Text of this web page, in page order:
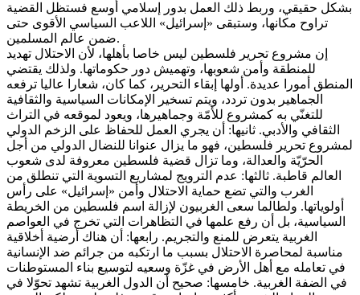
بشكل حقيقي، وربط ذلك العمل بدور إسلامي أوسع فستظل القضية
تراوح مكانها، وستبقى «إسرائيل» اللاعب السياسي الأقوى حتى
ضمن عالم المسلمين.
إن مشروع تحرير فلسطين ليس خاصا بأهلها، لأن الاحتلال تهديد
للمنطقة وأمن شعوبها، وتهميش دور حكوماتها. ولذلك يقتضي
المنطق أمورا عديدة. أولها إبقاء التحرير، كما كان، شعارا عاليا ترفعه
الجماهير بدون تردد، ويتم تسخير الإمكانات السياسية والثقافية
للتغنّي به كمشروع للأمّة وجماهيرها، ويعود لموقعه في التراث
الثقافي والأدبي. ثانيها: أن يجري العمل للحفاظ على الزخم الدولي
لمشروع تحرير فلسطين، فهو ما يزال عنوانا للنضال الدولي من أجل
الحرّيّة والعدالة، وما تزال قضية فلسطين معروفة لدى شعوب
العالم قاطبة. ثالثها: عدم الترويج لمشاريع التسوية التي تنطلق من
الغرب والتي تضع حماية الاحتلال وأمن «إسرائيل» على رأس
أولوياتها. ولطالما سعى الغربيون لإزالة اسم فلسطين من الخريطة
السياسية، بل أن رفع علمها في التظاهرات التي تخرج في العواصم
الغربية يتعرض للمنع والتجريم. رابعها: أن هناك أرضية أخلاقية
مناسبة لمحاصرة الاحتلال بسبب ما ارتكبه من جرائم ضد الإنسانية
في تعامله مع أهل الأرض في غزّة وسعيه لتوسيع بناء المستوطنات
في الضفة الغربية. خامسها: صحيح أن الدول الغربية تشهد تحوّلا في